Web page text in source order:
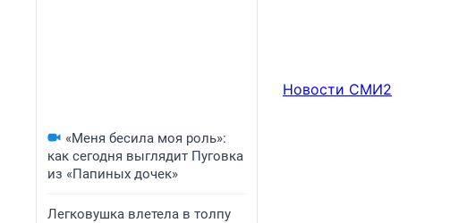
«Меня бесила моя роль»:
как сегодня выглядит Пуговка
из «Папиных дочек»
Легковушка влетела в толпу
Новости СМИ2